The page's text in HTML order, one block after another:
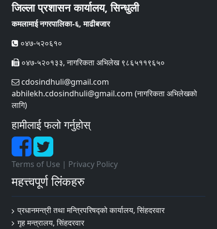
जिल्ला प्रशासन कार्यालय, सिन्धुली
कमलामाई नगरपालिका-६, माढीबजार
०४७-५२०६१०
०४७-५२०१३३, नागरिकता अभिलेख ९८६५११९६५०
cdosindhuli@gmail.com
abhilekh.cdosindhuli@gmail.com (नागरिकता अभिलेखको
लागि)
हामीलाई फलो गर्नुहोस्
Terms of Use | Privacy Policy
महत्त्वपूर्ण लिंकहरु
प्रधानमन्त्री तथा मन्त्रिपरिषद्को कार्यालय, सिंहदरवार
गृह मन्त्रालय, सिंहदरवार